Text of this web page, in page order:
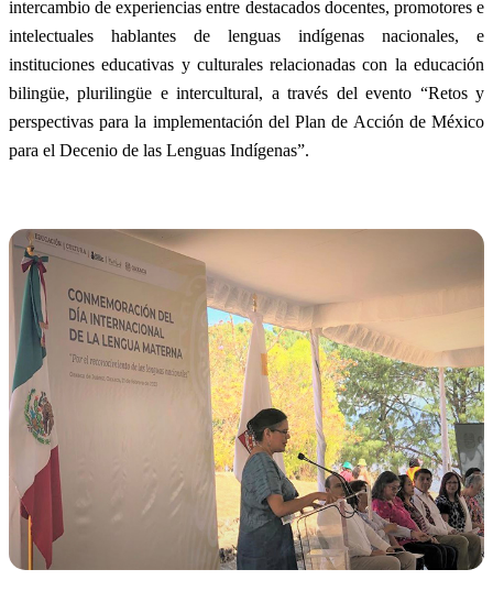
intercambio de experiencias entre destacados docentes, promotores e
intelectuales hablantes de lenguas indígenas nacionales, e
instituciones educativas y culturales relacionadas con la educación
bilingüe, plurilingüe e intercultural, a través del evento “Retos y
perspectivas para la implementación del Plan de Acción de México
para el Decenio de las Lenguas Indígenas”.